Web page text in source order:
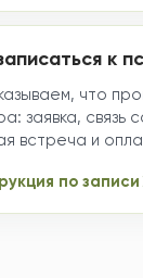
к
что
заявка, связь
встреча и
по записи